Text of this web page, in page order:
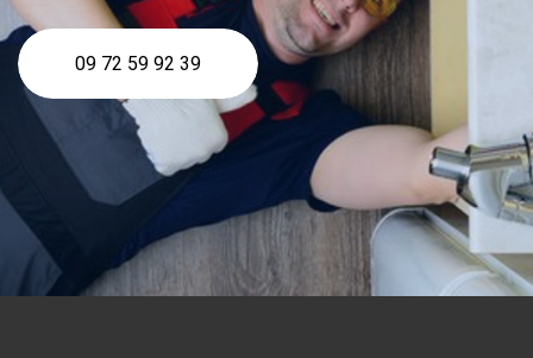
09 72 59 92 39